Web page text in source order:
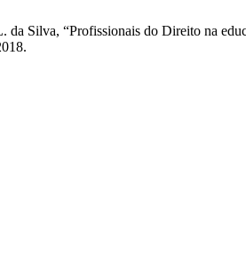
da Silva, “Profissionais do Direito na